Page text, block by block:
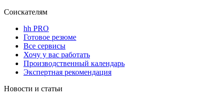
Соискателям
hh PRO
Готовое резюме
Все сервисы
Хочу у вас работать
Производственный календарь
Экспертная рекомендация
Новости и статьи